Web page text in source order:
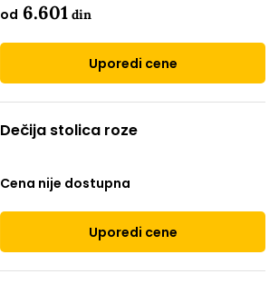
od 6.601 din
Uporedi cene
Dečija stolica roze
Cena nije dostupna
Uporedi cene